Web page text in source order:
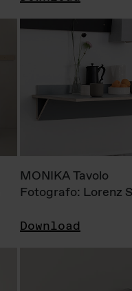
MONIKA Tavolo
Fotografo: Lorenz
Download